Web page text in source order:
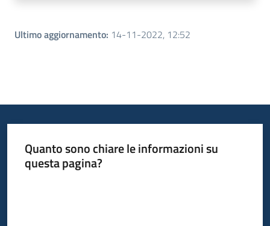
Ultimo aggiornamento: 14-11-2022, 12:52
Quanto sono chiare le informazioni su
questa pagina?